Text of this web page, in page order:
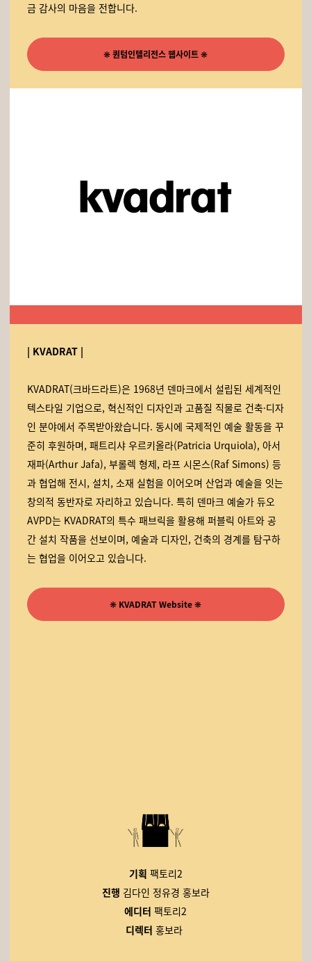
금 감사의 마음을 전합니다.
❋퀀텀인텔리전스 웹사이트❋
| KVADRAT |
KVADRAT(크바드라트)은 1968년 덴마크에서 설립된 세계적인
텍스타일 기업으로, 혁신적인 디자인과 고품질 직물로 건축·디자
인 분야에서 주목받아왔습니다. 동시에 국제적인 예술 활동을 꾸
준히 후원하며, 패트리샤 우르키올라(Patricia Urquiola), 아서
재파(Arthur Jafa), 부롤렉 형제, 라프 시몬스(Raf Simons) 등
과 협업해 전시, 설치, 소재 실험을 이어오며 산업과 예술을 잇는
창의적 동반자로 자리하고 있습니다. 특히 덴마크 예술가 듀오
AVPD는 KVADRAT의 특수 패브릭을 활용해 퍼블릭 아트와 공
간 설치 작품을 선보이며, 예술과 디자인, 건축의 경계를 탐구하
는 협업을 이어오고 있습니다.
❋ KVADRAT Website❋
기획 팩토리2
진행 김다인 정유경 홍보라
에디터 팩토리2
디렉터 홍보라